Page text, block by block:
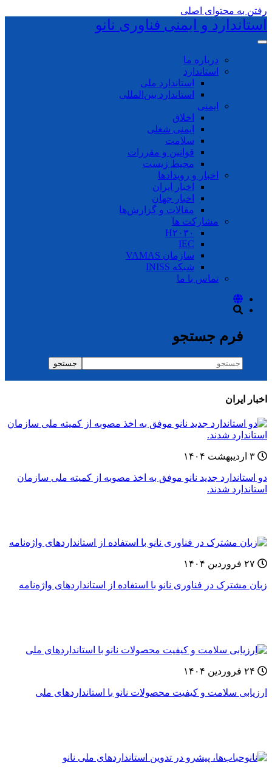
رفتن به محتوای اصلی
استاندارد و ایمنی فناوری نانو
درباره ما
استاندارد
استاندارد ملی
استاندارد بین‌المللی
ایمنی
اخلاق
ایمنی شغلی
سلامت
قوانین و مقررات
محیط زیست
اخبار و رویدادها
اخبار ایران
اخبار جهان
مقالات و گزارش‌ها
مشارکت ها
H۲۰۳۰
IEC
سازمان VAMAS
شبکه INISS
تماس با ما
فرم جستجو
جستجو
اخبار ایران
دو استاندارد جدید نانو موفق به اخذ مصوبه از کمیته ملی سازمان
استاندارد شدند.
زبان مشترک در فناوری نانو با استفاده از استانداردهای واژه‌نامه‌
ارزیابی سلامت و کیفیت محصولات نانو با استانداردهای ملی